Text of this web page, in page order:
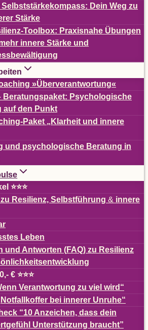
Selbst­stär­ke­kom­pass: Dein Weg zu
Stärke
Tool­­box: Pra­xis­nahe Übun­gen
innere Stärke und
»Über­ver­ant­wor­tung«
Bera­tungs­pa­ket: Psy­cho­lo­gi­sche
auf den Punkt
Paket „ Klar­heit und innere
und psy­cho­lo­gi­sche Bera­tung in
⭐⭐⭐
zu Resi­li­enz, Selbst­füh­rung & innere
Leben
und Ant­wor­ten (FAQ) zu Resi­li­enz
€ ⭐⭐⭐
Ver­ant­wor­tung zu viel wird“
Not­fall­kof­fer bei inne­rer Unruhe“
“10 Anzei­chen, dass dein
Unter­stüt­zung braucht”